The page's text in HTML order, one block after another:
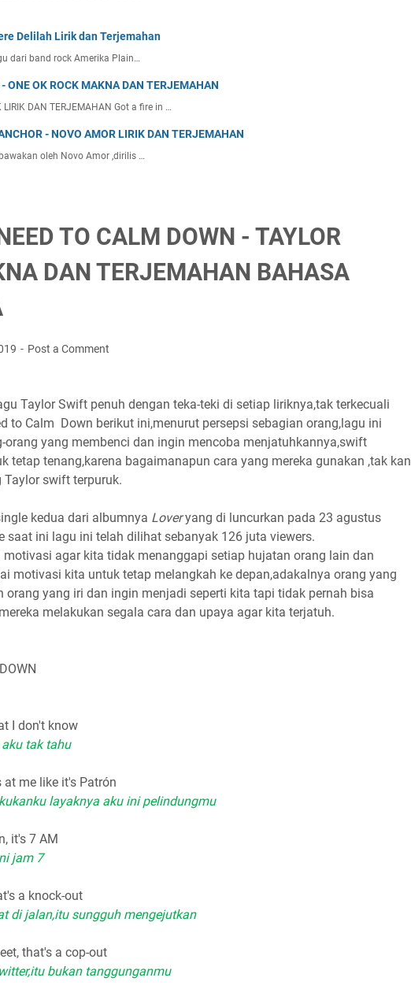
Delilah Lirik dan Terjemahan
dari band rock Amerika Plain…
ONE OK ROCK MAKNA DAN TERJEMAHAN
LIRIK DAN TERJEMAHAN Got a fire in …
- NOVO AMOR LIRIK DAN TERJEMAHAN
oleh Novo Amor ,dirilis …
TO CALM DOWN - TAYLOR
DAN TERJEMAHAN BAHASA
Post a Comment
Taylor Swift penuh dengan teka-teki di setiap liriknya,tak terkecuali
to Calm Down berikut ini,menurut persepsi sebagian orang,lagu ini
orang yang membenci dan ingin mencoba menjatuhkannya,swift
tetap tenang,karena bagaimanapun cara yang mereka gunakan ,tak kan
swift terpuruk.
kedua dari albumnya Loveryang di luncurkan pada 23 agustus
saat ini lagu ini telah dilihat sebanyak 126 juta viewers.
agar kita tidak menanggapi setiap hujatan orang lain dan
motivasi kita untuk tetap melangkah ke depan,adakalnya orang yang
orang yang iri dan ingin menjadi seperti kita tapi tidak pernah bisa
melakukan segala cara dan upaya agar kita terjatuh.
I don't know
tak tahu
me like it's Patrón
layaknya aku ini pelindungmu
it's 7 AM
jam 7
a knock-out
di jalan,itu sungguh mengejutkan
that's a cop-out
bukan tanggunganmu